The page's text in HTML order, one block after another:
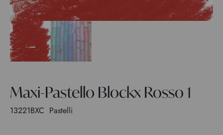
Maxi-Pastello Blockx Rosso 1
13221BXC Pastelli